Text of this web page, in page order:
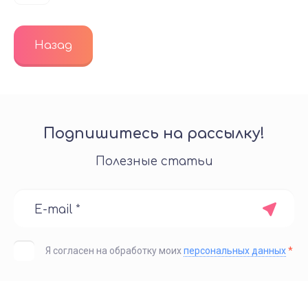
Назад
Подпишитесь на рассылку!
Полезные статьи
Я согласен на обработку моихперсональных данных*